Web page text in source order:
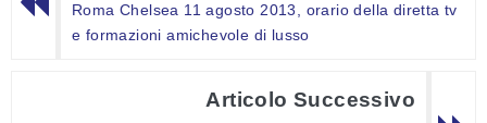
Roma Chelsea 11 agosto 2013, orario della diretta tv
e formazioni amichevole di lusso
Articolo Successivo